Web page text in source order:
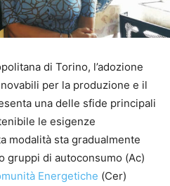
di Torino, l’adozione
per la produzione e il
una delle sfide principali
le esigenze
modalità sta gradualmente
gruppi di autoconsumo (Ac)
Energetiche (Cer)